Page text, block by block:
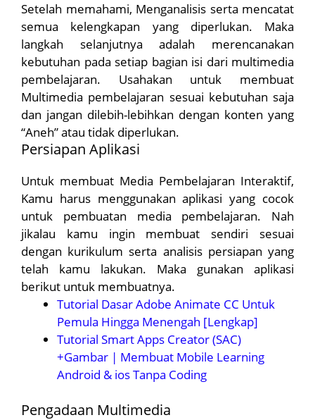
Setelah memahami, Menganalisis serta mencatat
semua kelengkapan yang diperlukan. Maka
langkah selanjutnya adalah merencanakan
kebutuhan pada setiap bagian isi dari multimedia
pembelajaran. Usahakan untuk membuat
Multimedia pembelajaran sesuai kebutuhan saja
dan jangan dilebih-lebihkan dengan konten yang
“Aneh” atau tidak diperlukan.
Persiapan Aplikasi
Untuk membuat Media Pembelajaran Interaktif,
Kamu harus menggunakan aplikasi yang cocok
untuk pembuatan media pembelajaran. Nah
jikalau kamu ingin membuat sendiri sesuai
dengan kurikulum serta analisis persiapan yang
telah kamu lakukan. Maka gunakan aplikasi
berikut untuk membuatnya.
Tutorial Dasar Adobe Animate CC Untuk
Pemula Hingga Menengah [Lengkap]
Tutorial Smart Apps Creator (SAC)
+Gambar | Membuat Mobile Learning
Android & ios Tanpa Coding
Pengadaan Multimedia